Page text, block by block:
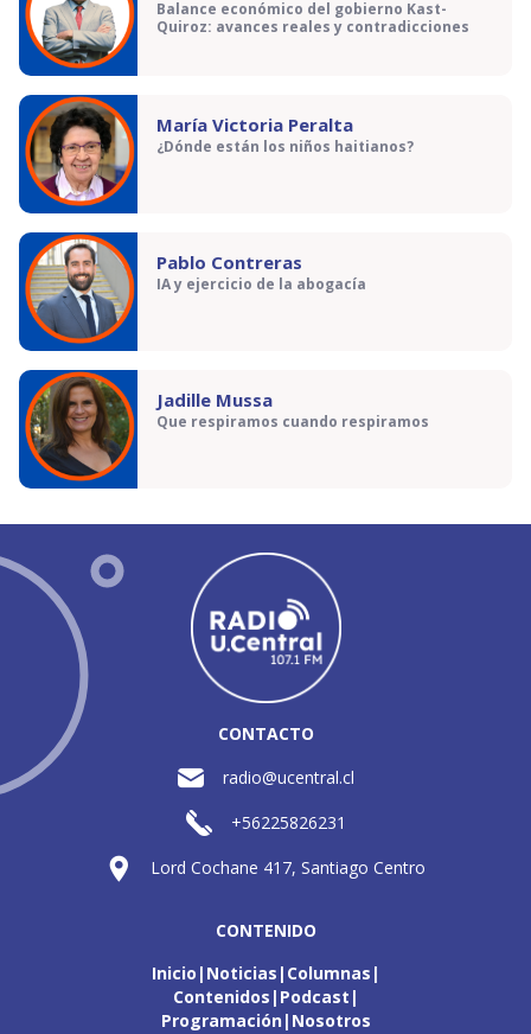
Balance económico del gobierno Kast-
Quiroz: avances reales y contradicciones
María Victoria Peralta
¿Dónde están los niños haitianos?
Pablo Contreras
IA y ejercicio de la abogacía
Jadille Mussa
Que respiramos cuando respiramos
CONTACTO
radio@ucentral.cl
+56225826231
Lord Cochane 417, Santiago Centro
CONTENIDO
Inicio Noticias Columnas
Contenidos Podcast
Programación Nosotros